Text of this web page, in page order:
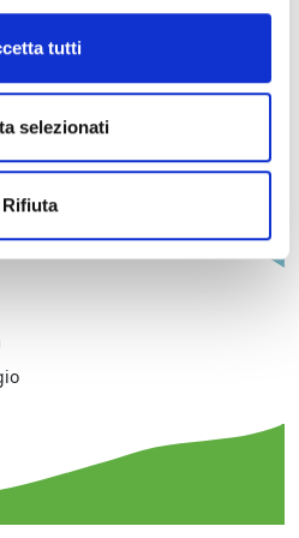
tutti
selezionati
Rifiuta
except Mondays, from